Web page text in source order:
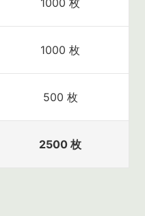
1000 枚
1000 枚
500 枚
2500 枚